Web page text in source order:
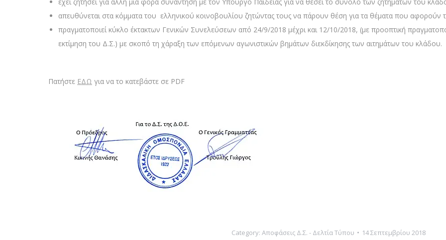
απευθύνεται στα κόμματα του ελληνικού κοινοβουλίου ζητώντας τους να πάρουν θέση για τα θέματα που αφορούν
πραγματοποιεί κύκλο έκτακτων Γενικών Συνελεύσεων από 24/9/2018 μέχρι και 12/10/2018, (με προοπτική
εκτίμηση του Δ.Σ.) με σκοπό τη χάραξη των επόμενων αγωνιστικών βημάτων διεκδίκησης των αιτημάτων του κλάδου.
Πατήστε ΕΔΩ για να το κατεβάστε σε PDF
Category: Αποφάσεις Δ.Σ. - Δελτία Τύπου 14 Σεπτεμβρίου 2018